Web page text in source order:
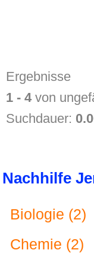
Ergebnisse
1 - 4 von
Suchdauer:
Nachhilfe
Biologie (2)
Chemie (2)